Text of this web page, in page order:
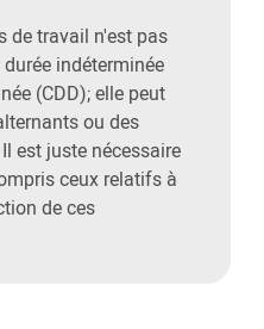
de travail n'est pas
indéterminée
(CDD); elle peut
ou des
est juste nécessaire
ceux relatifs à
de ces